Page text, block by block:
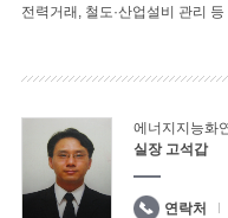
전력거래, 철도·산업설비 관리
에너지지능화
실장 고석갑
연락처